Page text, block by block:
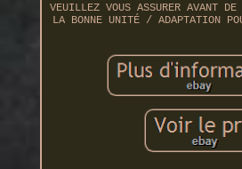
VEUILLEZ VOUS ASSURER AVANT DE
LA BONNE UNITÉ / ADAPTATION